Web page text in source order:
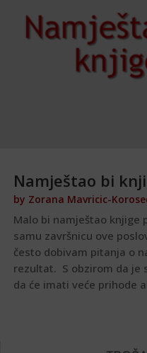
Namještao bi
by Zorana Mavricic-
Malo bi namještao knjige
samu završnicu ove
često dobivam pitanja o
rezultat. S obzirom da je
da će imati veće prihode